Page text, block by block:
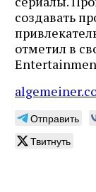
создавать
отметил в
Отправить
Твитнуть